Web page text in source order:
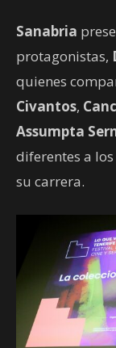
Sanabria
protagonistas,
quienes
Civantos,
Assumpta
diferentes a
su carrera.